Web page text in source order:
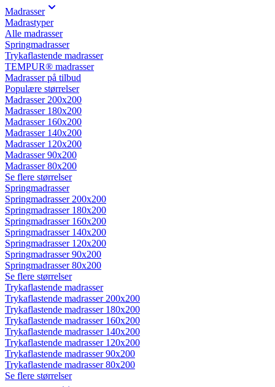
Madrasser
Madrastyper
Alle madrasser
Springmadrasser
Trykaflastende madrasser
TEMPUR® madrasser
Madrasser på tilbud
Populære størrelser
Madrasser 200x200
Madrasser 180x200
Madrasser 160x200
Madrasser 140x200
Madrasser 120x200
Madrasser 90x200
Madrasser 80x200
Se flere størrelser
Springmadrasser
Springmadrasser 200x200
Springmadrasser 180x200
Springmadrasser 160x200
Springmadrasser 140x200
Springmadrasser 120x200
Springmadrasser 90x200
Springmadrasser 80x200
Se flere størrelser
Trykaflastende madrasser
Trykaflastende madrasser 200x200
Trykaflastende madrasser 180x200
Trykaflastende madrasser 160x200
Trykaflastende madrasser 140x200
Trykaflastende madrasser 120x200
Trykaflastende madrasser 90x200
Trykaflastende madrasser 80x200
Se flere størrelser